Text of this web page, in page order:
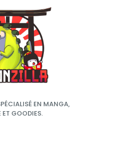
EN MANGA,
ET GOODIES.